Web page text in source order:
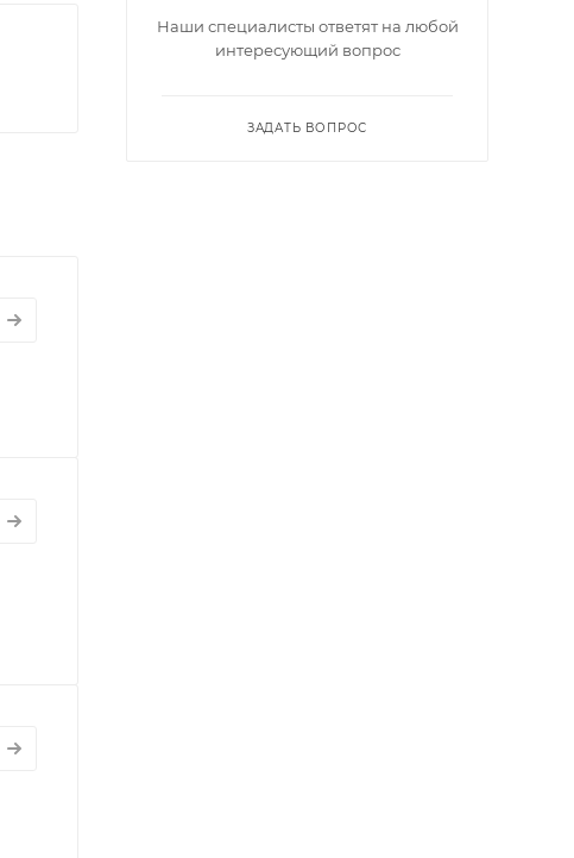
Наши специалисты ответят на любой
интересующий вопрос
ЗАДАТЬ ВОПРОС